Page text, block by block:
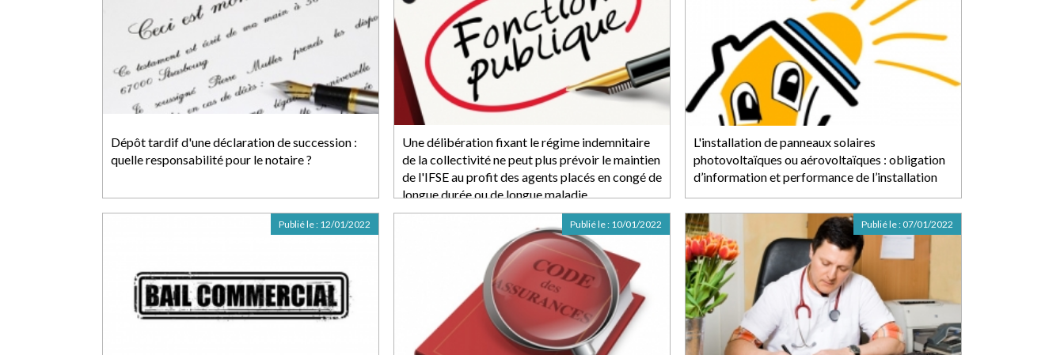
Dépôt tardif d'une déclaration de succession :
quelle responsabilité pour le notaire ?
Une délibération fixant le régime indemnitaire
de la collectivité ne peut plus prévoir le maintien
de l'IFSE au profit des agents placés en congé de
longue durée ou de longue maladie
L'installation de panneaux solaires
photovoltaïques ou aérovoltaïques : obligation
d’information et performance de l’installation
Publié le : 12/01/2022 Publié le : 10/01/2022 Publié le : 07/01/2022